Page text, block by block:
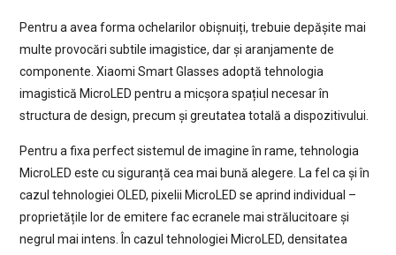
Pentru a avea forma ochelarilor obișnuiți, trebuie depășite mai
multe provocări subtile imagistice, dar și aranjamente de
componente. Xiaomi Smart Glasses adoptă tehnologia
imagistică MicroLED pentru a micșora spațiul necesar în
structura de design, precum și greutatea totală a dispozitivului.
Pentru a fixa perfect sistemul de imagine în rame, tehnologia
MicroLED este cu siguranță cea mai bună alegere. La fel ca și în
cazul tehnologiei OLED, pixelii MicroLED se aprind individual –
proprietățile lor de emitere fac ecranele mai strălucitoare și
negrul mai intens. În cazul tehnologiei MicroLED, densitatea